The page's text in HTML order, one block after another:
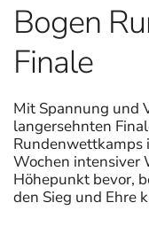
Bogen
Finale
Mit Spannung und
langersehnten
Rundenwettkamps
Wochen intensiver
Höhepunkt bevor,
den Sieg und Ehre